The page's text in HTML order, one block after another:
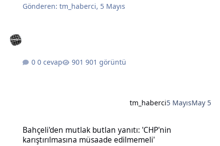
Gönderen:tm_haberci, 5 Mayıs
0 cevap 901 görüntü
tm_haberci5 MayısMay 5
Bahçeli'den mutlak butlan yanıtı: 'CHP'nin
karıştırılmasına müsaade edilmemeli'